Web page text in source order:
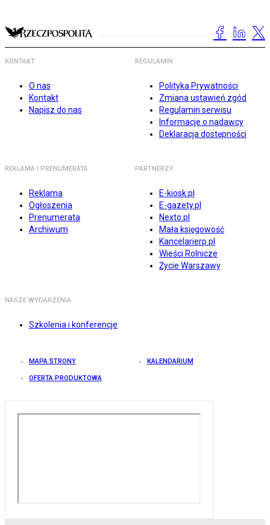
KONTAKT
O nas
Kontakt
Napisz do nas
REGULAMIN
Polityka Prywatności
Zmiana ustawień zgód
Regulamin serwisu
Informacje o nadawcy
Deklaracja dostępności
REKLAMA I PRENUMERATA
Reklama
Ogłoszenia
Prenumerata
Archiwum
PARTNERZY
E-kiosk.pl
E-gazety.pl
Nexto.pl
Mała księgowość
Kancelarierp.pl
Wieści Rolnicze
Życie Warszawy
NASZE WYDARZENIA
Szkolenia i konferencje
MAPA STRONY KALENDARIUM
OFERTA PRODUKTOWA